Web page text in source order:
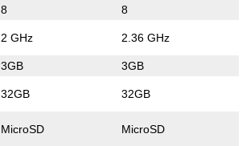
8 8
2 GHz 2.36 GHz
3GB 3GB
32GB 32GB
MicroSD MicroSD